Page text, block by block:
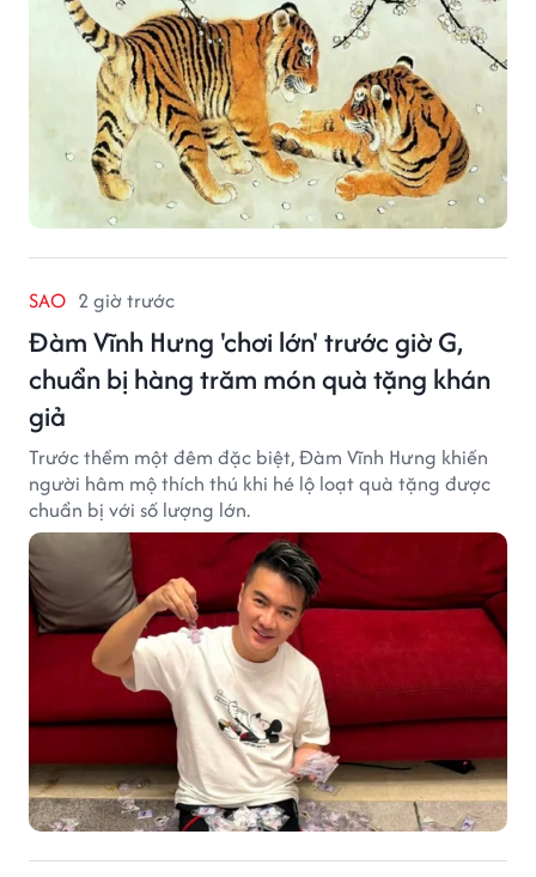
SAO 2 giờ trước
Đàm Vĩnh Hưng 'chơi lớn' trước giờ G,
chuẩn bị hàng trăm món quà tặng khán
giả
Trước thềm một đêm đặc biệt, Đàm Vĩnh Hưng khiến
người hâm mộ thích thú khi hé lộ loạt quà tặng được
chuẩn bị với số lượng lớn.